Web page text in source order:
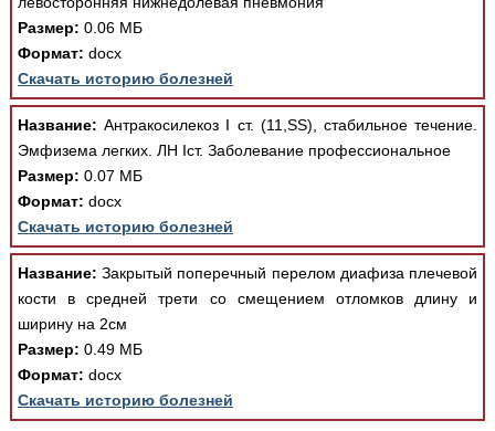
Размер: 0.06 МБ
Формат: docx
Скачать историю болезней
Название: Антракосилекоз I ст. (11,SS), стабильное течение.
Эмфизема легких. ЛН Iст. Заболевание профессиональное
Размер: 0.07 МБ
Формат: docx
Скачать историю болезней
Название: Закрытый поперечный перелом диафиза плечевой
кости в средней трети со смещением отломков длину и
ширину на 2см
Размер: 0.49 МБ
Формат: docx
Скачать историю болезней